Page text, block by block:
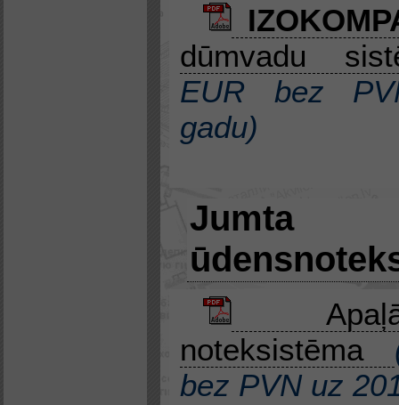
dūmvadu
EUR bez
gadu)
Jumta
noteksistēma
bez PVN uz